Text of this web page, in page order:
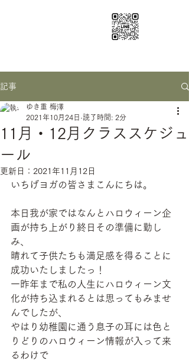
記事
11月・12月クラススケジュ
ール
ゆき重 梅澤
2021年10月24日 読了時間: 2分
更新日： 2021年11月12日
いちげヨガの皆さまこんにちは。
本日我が家ではなんとハロウィーン企
画が持ち上がり終日その準備に勤し
み、
晴れて子供たちも満足感を得ることに
成功いたしましたっ！
一昨年まで私の人生にハロウィーン文
化が持ち込まれるとは思ってもみませ
んでしたが、
やはり幼稚園に通う息子の耳には色と
りどりのハロウィーン情報が入って来
るわけで